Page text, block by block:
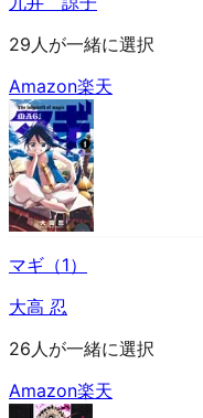
29人が一緒に選択
Amazon楽天
マギ（1）
大高 忍
26人が一緒に選択
Amazon楽天